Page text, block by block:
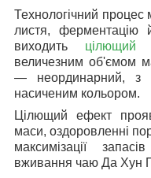
Технологічний процес
листя, ферментацію
виходить цілющий
величезним об'ємом
— неординарний, з
насиченим кольором.
Цілющий ефект
маси, оздоровленні
максимізації
вживання чаю Да Хун